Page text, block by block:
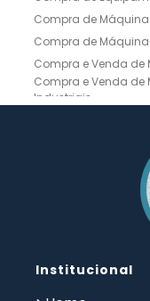
Compra de
Compra de
Compra e Venda de
Compra e Venda de
Industriais
Compra e Venda de
Dobradeira de
Dobradeira de
Dobradeira
Empresa de
Empresa de
Institucional